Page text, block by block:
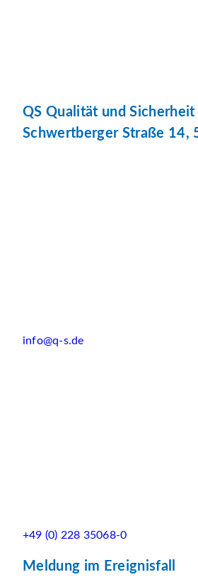
QS Qualität und Sicherheit
Schwertberger Straße 14,
info@q-s.de
+49 (0) 228 35068-0
Meldung im Ereignisfall